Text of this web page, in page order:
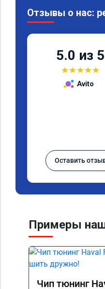
Отзывы о нас:
5.0 из 5
★★★★★
Avito
Оставить
Примеры
Чип тюнинг